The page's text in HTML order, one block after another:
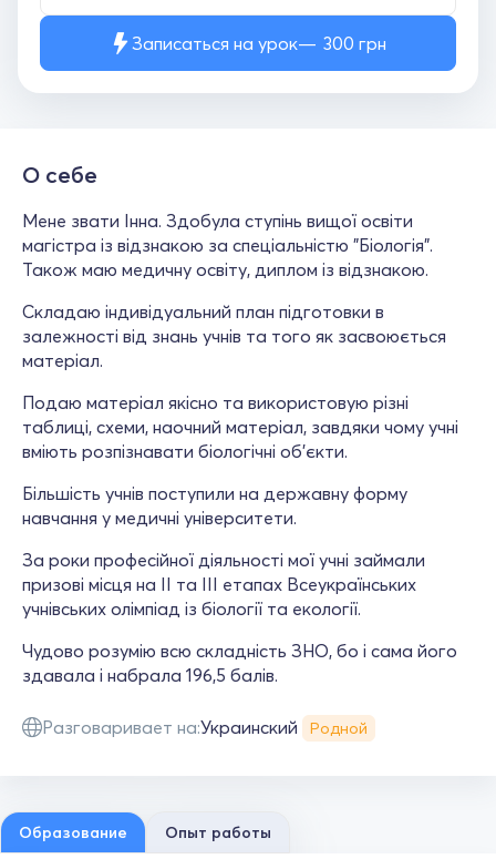
Записаться на урок 300 грн
О себе
Мене звати Інна. Здобула ступінь вищої освіти
магістра із відзнакою за спеціальністю "Біологія".
Також маю медичну освіту, диплом із відзнакою.
Складаю індивідуальний план підготовки в
залежності від знань учнів та того як засвоюється
матеріал.
Подаю матеріал якісно та використовую різні
таблиці, схеми, наочний матеріал, завдяки чому учні
вміють розпізнавати біологічні об'єкти.
Більшість учнів поступили на державну форму
навчання у медичні університети.
За роки професійної діяльності мої учні займали
призові місця на ІІ та ІІІ етапах Всеукраїнських
учнівських олімпіад із біології та екології.
Чудово розумію всю складність ЗНО, бо і сама його
здавала і набрала 196,5 балів.
Разговаривает на:Украинский Родной
Образование Опыт работы